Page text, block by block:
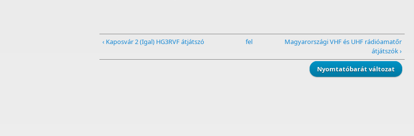
‹ Kaposvár 2 (Igal) HG3RVF átjátszó fel
Magyarországi VHF és UHF rádióamatőr
átjátszók ›
Nyomtatóbarát változat